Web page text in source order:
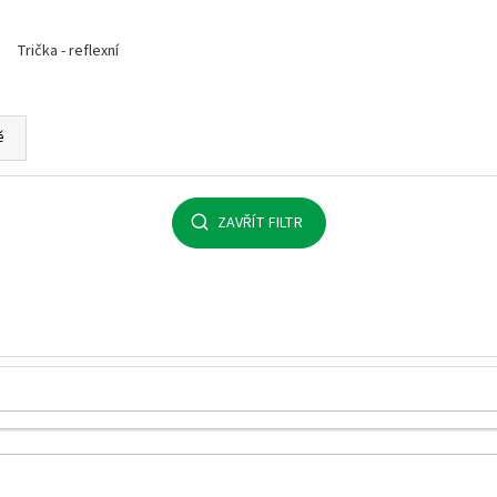
Trička - reflexní
ZAVŘÍT FILTR
92 Kč